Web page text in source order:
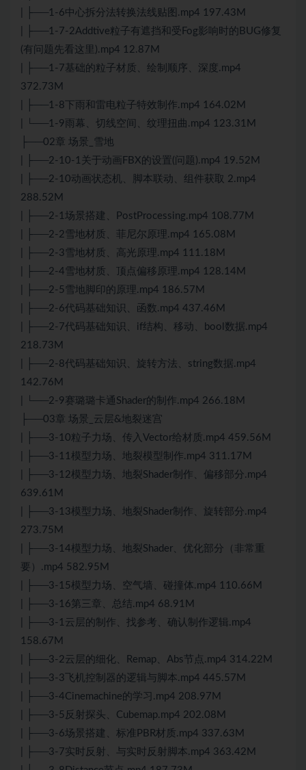
| ├──1-6中心拆分法转换法线贴图.mp4 197.43M
| ├──1-7-2Addtive粒子有遮挡和受Fog影响时的BUG修复
(有问题先看这里).mp4 12.87M
| ├──1-7基础的粒子材质、绘制顺序、深度.mp4
372.73M
| ├──1-8下雨和雷电粒子特效制作.mp4 164.02M
| └──1-9雨幕、切线空间、纹理扭曲.mp4 123.31M
├──02章 场景_雪地
| ├──2-10-1关于动画FBX的设置(问题).mp4 19.52M
| ├──2-10动画状态机、脚本联动、组件获取 2.mp4
288.52M
| ├──2-1场景搭建、PostProcessing.mp4 108.77M
| ├──2-2雪地材质、菲尼尔原理.mp4 165.08M
| ├──2-3雪地材质、高光原理.mp4 111.18M
| ├──2-4雪地材质、顶点偏移原理.mp4 128.14M
| ├──2-5雪地脚印的原理.mp4 186.57M
| ├──2-6代码基础知识、函数.mp4 437.46M
| ├──2-7代码基础知识、if结构、移动、bool数据.mp4
218.73M
| ├──2-8代码基础知识、旋转方法、string数据.mp4
142.76M
| └──2-9赛璐璐卡通Shader的制作.mp4 266.18M
├──03章 场景_云层&地裂迷宫
| ├──3-10粒子力场、传入Vector给材质.mp4 459.56M
| ├──3-11模型力场、地裂模型制作.mp4 311.17M
| ├──3-12模型力场、地裂Shader制作、偏移部分.mp4
639.61M
| ├──3-13模型力场、地裂Shader制作、旋转部分.mp4
273.75M
| ├──3-14模型力场、地裂Shader、优化部分（非常重
要）.mp4 582.95M
| ├──3-15模型力场、空气墙、碰撞体.mp4 110.66M
| ├──3-16第三章、总结.mp4 68.91M
| ├──3-1云层的制作、找参考、确认制作逻辑.mp4
158.67M
| ├──3-2云层的细化、Remap、Abs节点.mp4 314.22M
| ├──3-3飞机控制器的逻辑与脚本.mp4 445.57M
| ├──3-4Cinemachine的学习.mp4 208.97M
| ├──3-5反射探头、Cubemap.mp4 202.08M
| ├──3-6场景搭建、标准PBR材质.mp4 337.63M
| ├──3-7实时反射、与实时反射脚本.mp4 363.42M